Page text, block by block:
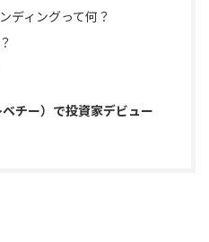
ディングって何？
チー）で投資家デビュー